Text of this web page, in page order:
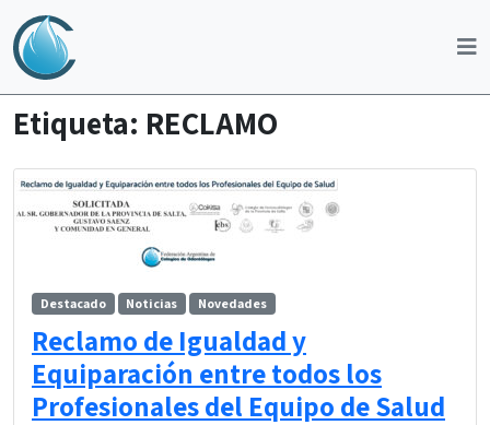
Etiqueta: RECLAMO
Destacado Noticias Novedades
Reclamo de Igualdad y
Equiparación entre todos los
Profesionales del Equipo de Salud